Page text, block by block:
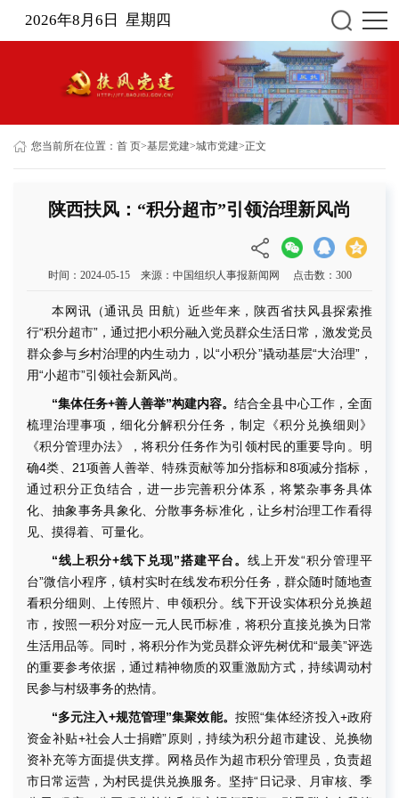
2026年8月6日 星期四
您当前所在位置： 首 页>基层党建>城市党建>正文
陕西扶风：“积分超市”引领治理新风尚
时间：2024-05-15 来源：中国组织人事报新闻网 点击数： 300
本网讯（通讯员 田航）近些年来，陕西省扶风县探索推
行“积分超市”，通过把小积分融入党员群众生活日常，激发党员
群众参与乡村治理的内生动力，以“小积分”撬动基层“大治理”，
用“小超市”引领社会新风尚。
“集体任务+善人善举”构建内容。结合全县中心工作，全面
梳理治理事项，细化分解积分任务，制定《积分兑换细则》
《积分管理办法》，将积分任务作为引领村民的重要导向。明
确4类、21项善人善举、特殊贡献等加分指标和8项减分指标，
通过积分正负结合，进一步完善积分体系，将繁杂事务具体
化、抽象事务具象化、分散事务标准化，让乡村治理工作看得
见、摸得着、可量化。
“线上积分+线下兑现”搭建平台。 线上开发“积分管理平
台”微信小程序，镇村实时在线发布积分任务，群众随时随地查
看积分细则、上传照片、申领积分。线下开设实体积分兑换超
市，按照一积分对应一元人民币标准，将积分直接兑换为日常
生活用品等。同时，将积分作为党员群众评先树优和“最美”评选
的重要参考依据，通过精神物质的双重激励方式，持续调动村
民参与村级事务的热情。
“多元注入+规范管理”集聚效能。 按照“集体经济投入+政府
资金补贴+社会人士捐赠”原则，持续为积分超市建设、兑换物
资补充等方面提供支撑。网格员作为超市积分管理员，负责超
市日常运营，为村民提供兑换服务。坚持“日记录、月审核、季